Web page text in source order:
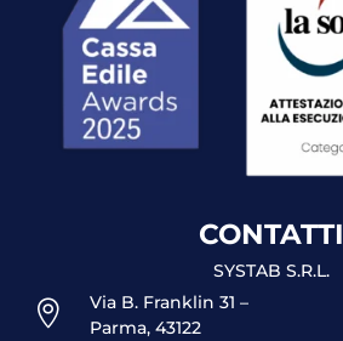
CONTATTI
SYSTAB S.R.L.

Via B. Franklin 31 –
Parma, 43122